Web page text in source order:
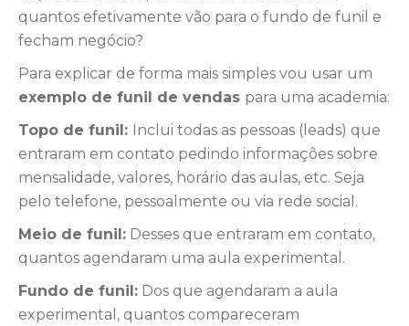
quantos efetivamente vão para o fundo de funil e
fecham negócio?
Para explicar de forma mais simples vou usar um
exemplo de funil de vendas para uma academia:
Topo de funil: Inclui todas as pessoas (leads) que
entraram em contato pedindo informações sobre
mensalidade, valores, horário das aulas, etc. Seja
pelo telefone, pessoalmente ou via rede social.
Meio de funil: Desses que entraram em contato,
quantos agendaram uma aula experimental.
Fundo de funil: Dos que agendaram a aula
experimental, quantos compareceram